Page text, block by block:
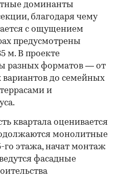
доминанты
благодаря чему
с ощущением
предусмотрены
м. В проекте
разных форматов — от
до семейных
и
квартала оценивается
монолитные
го этажа, начат монтаж
фасадные